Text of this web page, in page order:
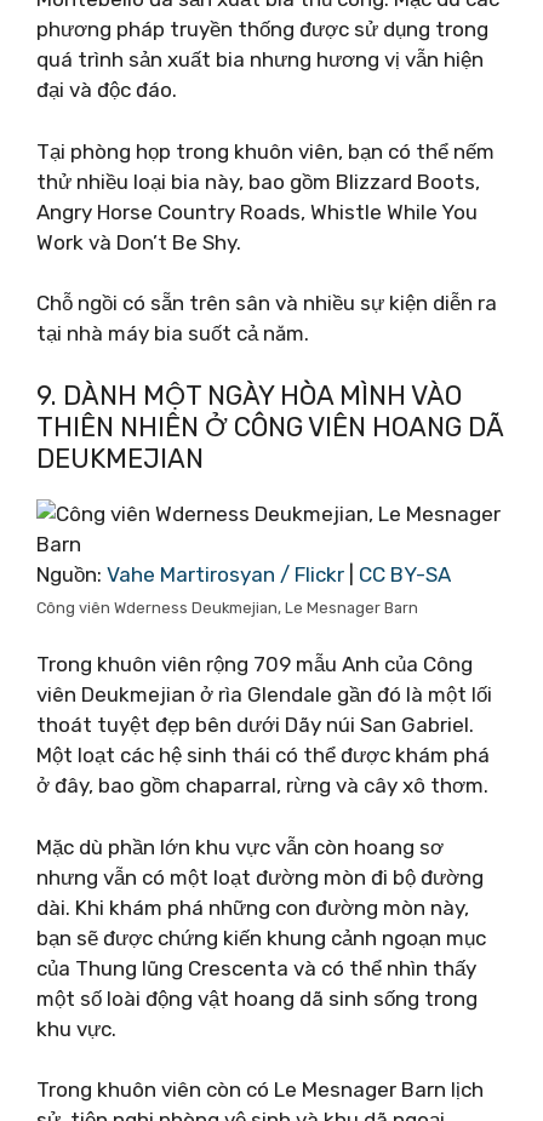
phương pháp truyền thống được sử dụng trong
quá trình sản xuất bia nhưng hương vị vẫn hiện
đại và độc đáo.
Tại phòng họp trong khuôn viên, bạn có thể nếm
thử nhiều loại bia này, bao gồm Blizzard Boots,
Angry Horse Country Roads, Whistle While You
Work và Don’t Be Shy.
Chỗ ngồi có sẵn trên sân và nhiều sự kiện diễn ra
tại nhà máy bia suốt cả năm.
9. DÀNH MỘT NGÀY HÒA MÌNH VÀO
THIÊN NHIÊN Ở CÔNG VIÊN HOANG DÃ
DEUKMEJIAN
Nguồn: Vahe Martirosyan / Flickr CC BY-SA
Công viên Wderness Deukmejian, Le Mesnager Barn
Trong khuôn viên rộng 709 mẫu Anh của Công
viên Deukmejian ở rìa Glendale gần đó là một lối
thoát tuyệt đẹp bên dưới Dãy núi San Gabriel.
Một loạt các hệ sinh thái có thể được khám phá
ở đây, bao gồm chaparral, rừng và cây xô thơm.
Mặc dù phần lớn khu vực vẫn còn hoang sơ
nhưng vẫn có một loạt đường mòn đi bộ đường
dài. Khi khám phá những con đường mòn này,
bạn sẽ được chứng kiến ​​khung cảnh ngoạn mục
của Thung lũng Crescenta và có thể nhìn thấy
một số loài động vật hoang dã sinh sống trong
khu vực.
Trong khuôn viên còn có Le Mesnager Barn lịch